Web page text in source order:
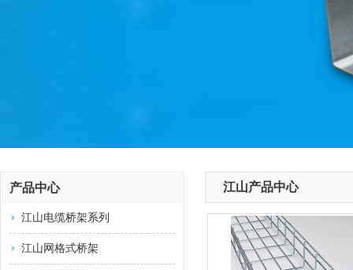
产品中心
江山电缆桥架系列
江山网格式桥架
江山产品中心